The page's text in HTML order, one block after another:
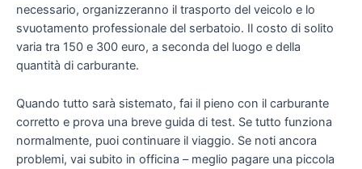
necessario, organizzeranno il trasporto del veicolo e lo
svuotamento professionale del serbatoio. Il costo di solito
varia tra 150 e 300 euro, a seconda del luogo e della
quantità di carburante.
Quando tutto sarà sistemato, fai il pieno con il carburante
corretto e prova una breve guida di test. Se tutto funziona
normalmente, puoi continuare il viaggio. Se noti ancora
problemi, vai subito in officina – meglio pagare una piccola